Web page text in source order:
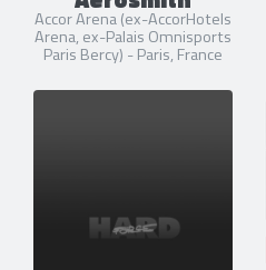
Accor Arena (ex-AccorHotels
Arena, ex-Palais Omnisports
Paris Bercy) - Paris, France